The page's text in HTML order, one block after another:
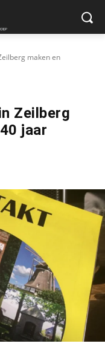
maken en
Zeilberg
jaar